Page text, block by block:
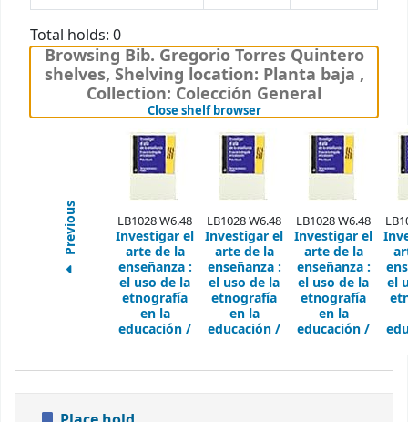
Total holds: 0
Browsing Bib. Gregorio Torres Quintero
shelves, Shelving location: Planta baja ,
Collection: Colección General
Close shelf browser(Hides shelf browser)
Previous LB1028 W6.48
Investigar el
arte de la
enseñanza :
el uso de la
etnografía
en la
educación /
LB1028 W6.48
Investigar el
arte de la
enseñanza :
el uso de la
etnografía
en la
educación /
LB1028 W6.48
Investigar el
arte de la
enseñanza :
el uso de la
etnografía
en la
educación /
el